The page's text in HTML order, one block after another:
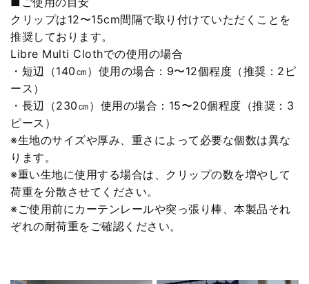
クリップは12〜15cm間隔で取り付けていただくことを
推奨しております。
Libre Multi Clothでの使用の場合
・短辺（140㎝）使用の場合：9〜12個程度（推奨：2ピ
ース）
・長辺（230㎝）使用の場合：15〜20個程度（推奨：3
ピース）
※生地のサイズや厚み、重さによって必要な個数は異な
ります。
※重い生地に使用する場合は、クリップの数を増やして
荷重を分散させてください。
※ご使用前にカーテンレールや突っ張り棒、本製品それ
ぞれの耐荷重をご確認ください。